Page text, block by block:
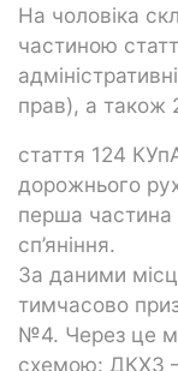
На чоловіка
частиною
прав), а також
стаття 124
дорожнього
перша частина
сп’яніння.
За даними
тимчасово
№4. Через це
схемою: ДКХЗ